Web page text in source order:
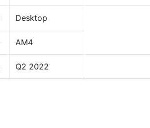
Desktop
AM4
Q2 2022